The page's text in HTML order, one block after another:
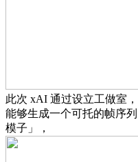
此次 xAI 通过设立工做室
能够生成一个可托的帧序
模子」，